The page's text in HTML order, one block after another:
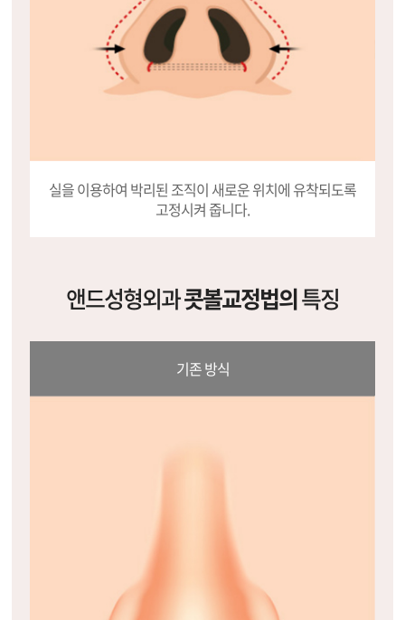
실을 이용하여 박리된 조직이 새로운 위치에 유착되도록
고정시켜 줍니다.
앤드성형외과콧볼교정법의특징
기존 방식